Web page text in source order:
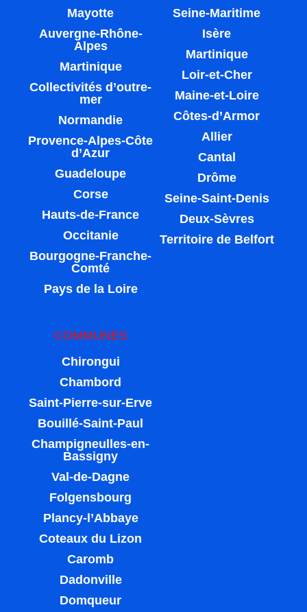
Mayotte
Auvergne-Rhône-
Alpes
Martinique
Collectivités d’outre-
mer
Normandie
Provence-Alpes-Côte
d’Azur
Guadeloupe
Corse
Hauts-de-France
Occitanie
Bourgogne-Franche-
Comté
Pays de la Loire
Seine-Maritime
Isère
Martinique
Loir-et-Cher
Maine-et-Loire
Côtes-d’Armor
Allier
Cantal
Drôme
Seine-Saint-Denis
Deux-Sèvres
Territoire de Belfort
COMMUNES
Chirongui
Chambord
Saint-Pierre-sur-Erve
Bouillé-Saint-Paul
Champigneulles-en-
Bassigny
Val-de-Dagne
Folgensbourg
Plancy-l’Abbaye
Coteaux du Lizon
Caromb
Dadonville
Domqueur